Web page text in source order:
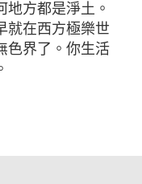
方都是淨土。
就在西方極樂世
色界了。你生活